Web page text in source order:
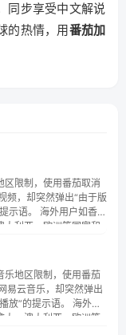
同步享受中文解说
的热情，用番茄加
区限制，使用番茄取消
用户如香
大利亚、欧洲等国家和
个问题的
解决「海外用户收听腾
人在香港、澳门、台
国家和地区工作、留
区和版权限制所困扰。
乐地区限制，使用番茄
提示语。 海外用
大、澳大利亚、欧洲等